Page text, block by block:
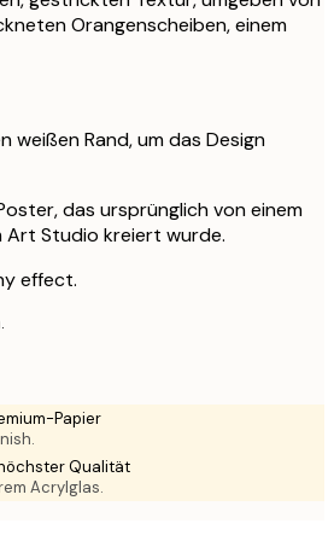
Orangenscheiben, einem
weißen Rand, um das Design
das ursprünglich von einem
Art Studio kreiert wurde.
effect.
Papier
Qualität
Acrylglas.